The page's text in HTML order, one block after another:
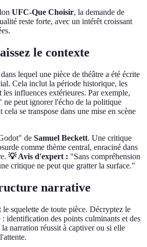
UFC-Que Choisir, la demande de
reste forte, avec un intérêt croissant
le contexte
lequel une pièce de théâtre a été écrite
Cela inclut la période historique, les
influences extérieures. Par exemple,
peut ignorer l'écho de la politique
se transpose dans une mise en scène
de Samuel Beckett. Une critique
comme thème central, enraciné dans
💡 Avis d'expert : "Sans compréhension
critique ne peut que gratter la surface."
narrative
squelette de toute pièce. Décryptez le
identification des points culminants et des
narration réussit à captiver ou si elle